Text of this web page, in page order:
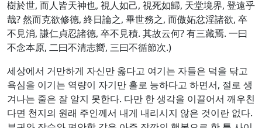
樹於世, 而人皆天神也, 視人如己, 視死如歸, 天堂境界, 登遠乎
哉? 然而克欲修德, 終日論之, 畢世務之, 而傲妬忿淫諸欲, 卒
不見消, 謙仁貞忍諸德, 卒不見積. 其故云何? 有三藏焉. 一曰
不念本原, 二曰不清志嚮, 三曰不循節次.)
세상에서 거만하게 자신만 옳다고 여기는 자들은 덕을 닦고
욕심을 이기는 역량이 자기만 홀로 능하다고 하면서, 절로 생
겨나는 줄은 잘 알지 못한다. 다만 한 생각을 이끌어서 깨우친
다면 천지의 원래 주인께서 내게 내리시지 않은 것이란 없다.